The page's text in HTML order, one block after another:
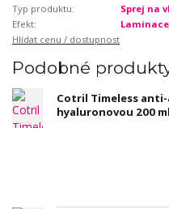
Typ produktu:
Sprej na
Efekt:
Hlídat cenu / dostupnost
Podobné
Cotril Timeless
hyaluronovou 200 ml